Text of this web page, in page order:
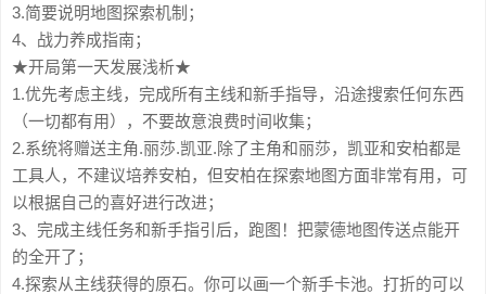
3.简要说明地图探索机制；
4、战力养成指南；
★开局第一天发展浅析★
1.优先考虑主线，完成所有主线和新手指导，沿途搜索任何东西
（一切都有用），不要故意浪费时间收集；
2.系统将赠送主角.丽莎.凯亚.除了主角和丽莎，凯亚和安柏都是
工具人，不建议培养安柏，但安柏在探索地图方面非常有用，可
以根据自己的喜好进行改进；
3、完成主线任务和新手指引后，跑图！把蒙德地图传送点能开
的全开了；
4.探索从主线获得的原石。你可以画一个新手卡池。打折的可以